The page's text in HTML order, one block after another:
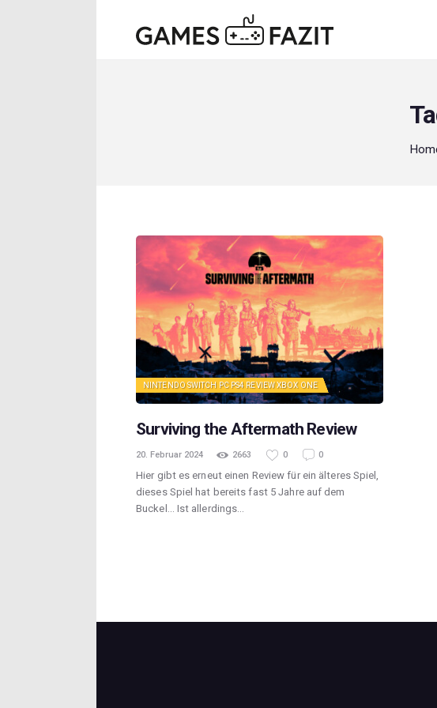
NINTENDO SWITCH PC PS4 REVIEWXBOX ONE
Surviving the Aftermath Review
20. Februar 2024 2663 0 0
Hier gibt es erneut einen Review für ein älteres Spiel,
dieses Spiel hat bereits fast 5 Jahre auf dem
Buckel… Ist allerdings…